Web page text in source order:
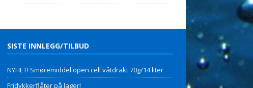
SISTE INNLEGG/TILBUD
NYHET! Smøremiddel open cell våtdrakt 70g/14 liter
Fridykkerflåter på lager!